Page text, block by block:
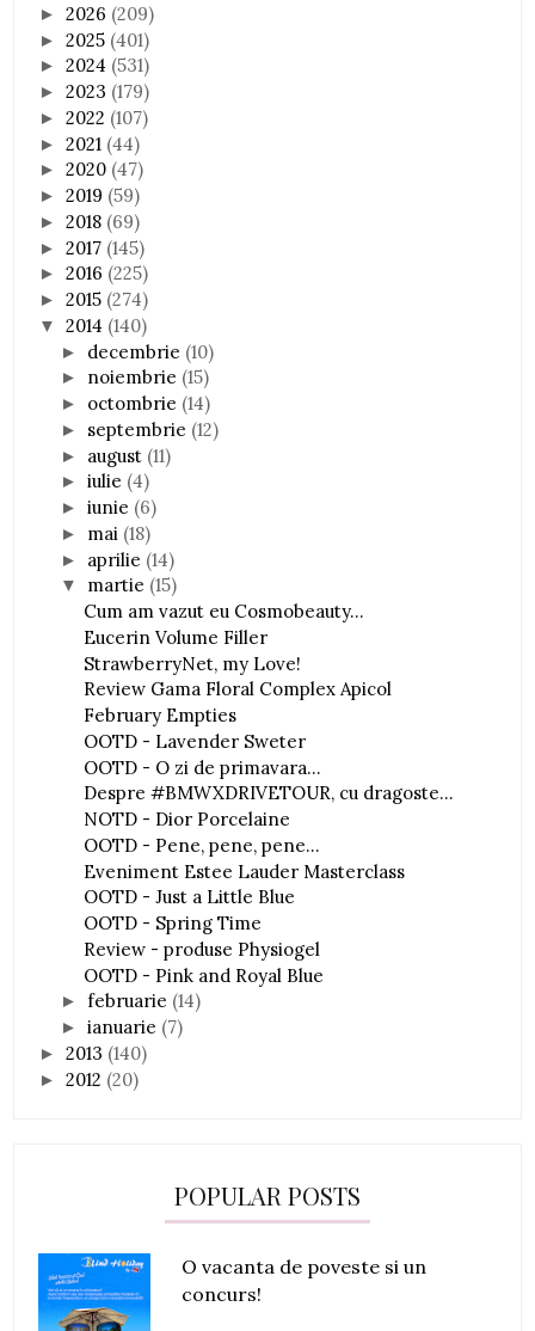
►2026 (209)
►2025 (401)
►2024 (531)
►2023 (179)
►2022 (107)
►2021 (44)
►2020 (47)
►2019 (59)
►2018 (69)
►2017 (145)
►2016 (225)
►2015 (274)
▼2014 (140)
► decembrie (10)
► noiembrie (15)
► octombrie (14)
► septembrie (12)
► august (11)
►iulie (4)
►iunie (6)
► mai (18)
► aprilie (14)
▼ martie (15)
Cum am vazut eu Cosmobeauty...
Eucerin Volume Filler
StrawberryNet, my Love!
Review Gama Floral Complex Apicol
February Empties
OOTD - Lavender Sweter
OOTD - O zi de primavara...
Despre #BMWXDRIVETOUR, cu dragoste...
NOTD - Dior Porcelaine
OOTD - Pene, pene, pene...
Eveniment Estee Lauder Masterclass
OOTD - Just a Little Blue
OOTD - Spring Time
Review - produse Physiogel
OOTD - Pink and Royal Blue
►februarie (14)
►ianuarie (7)
►2013 (140)
►2012 (20)
POPULAR POSTS
O vacanta de poveste si un
concurs!